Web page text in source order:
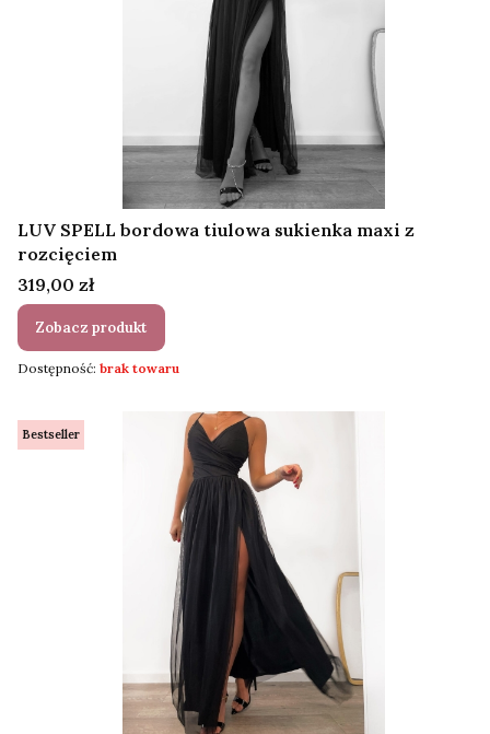
LUV SPELL bordowa tiulowa sukienka maxi z
rozcięciem
Cena
319,00 zł
Zobacz produkt
Dostępność: brak towaru
Bestseller